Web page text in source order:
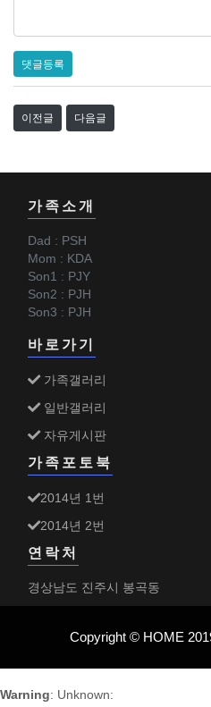
댓글등록
이전글 다음글
가족소개
Dad : PSH
Mom : KDA
Son1 : PJY
Son2 : PJH
Son3 : PJH
바로가기
가족갤러리
일반갤러리
자유게시판
가족포토북
2014년 1번
2014년 2번
연락처
경상남도 진주시 봉곡동
Copyright © HOME
Warning: Unknown: